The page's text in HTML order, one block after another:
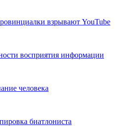
взрывают YouTube
восприятия информации
человека
биатлониста